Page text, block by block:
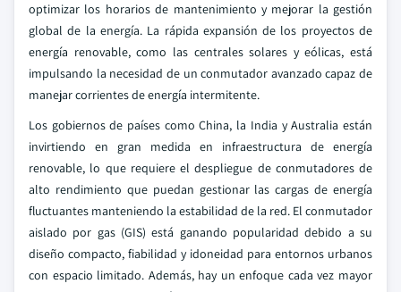
optimizar los horarios de mantenimiento y mejorar la gestión
global de la energía. La rápida expansión de los proyectos de
energía renovable, como las centrales solares y eólicas, está
impulsando la necesidad de un conmutador avanzado capaz de
manejar corrientes de energía intermitente.
Los gobiernos de países como China, la India y Australia están
invirtiendo en gran medida en infraestructura de energía
renovable, lo que requiere el despliegue de conmutadores de
alto rendimiento que puedan gestionar las cargas de energía
fluctuantes manteniendo la estabilidad de la red. El conmutador
aislado por gas (GIS) está ganando popularidad debido a su
diseño compacto, fiabilidad y idoneidad para entornos urbanos
con espacio limitado. Además, hay un enfoque cada vez mayor